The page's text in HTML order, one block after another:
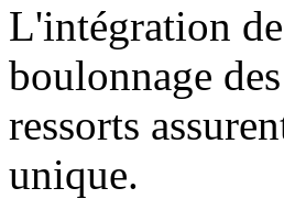
L'intégration
boulonnage
ressorts
unique.